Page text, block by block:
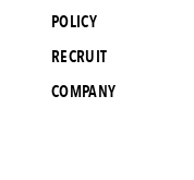
POLICY
RECRUIT
COMPANY